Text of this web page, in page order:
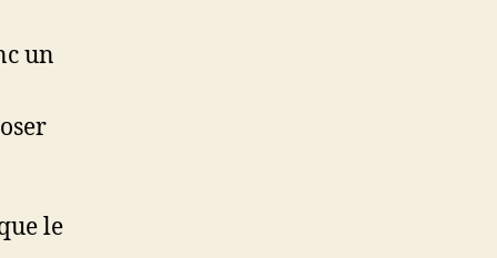
un
le